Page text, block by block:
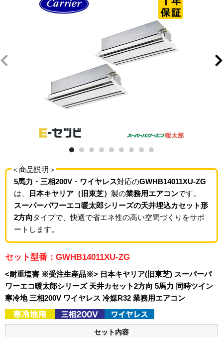
＜商品説明＞
5馬力・三相200V・ワイヤレス対応のGWHB14011XU-ZG
は、
日本キヤリア（旧東芝） 製の業務用エアコンです。
スーパーパワーエコ暖太郎シリーズの天井埋込カセット形
2方向タイプで、快適で省エネ性の高い空間づくりをサポ
ートします。
セット型番：GWHB14011XU-ZG
<耐重塩害 ※受注生産品※> 日本キヤリア(旧東芝) スーパーパ
ワーエコ暖太郎シリーズ 天井カセット2方向 5馬力 同時ツイン
寒冷地 三相200V ワイヤレス 冷媒R32 業務用エアコン
セット内容